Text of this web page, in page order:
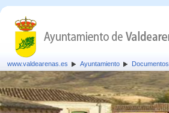
www.valdearenas.es Ayuntamiento Documentos